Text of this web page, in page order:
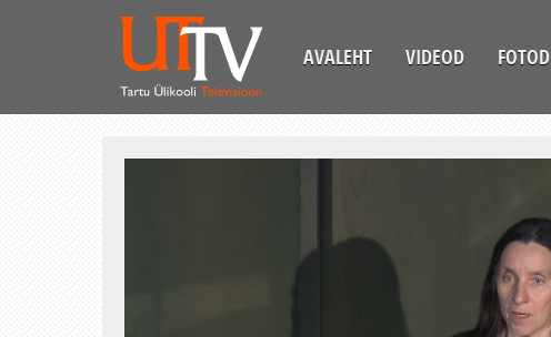
AVALEHT VIDEOD FOTOD